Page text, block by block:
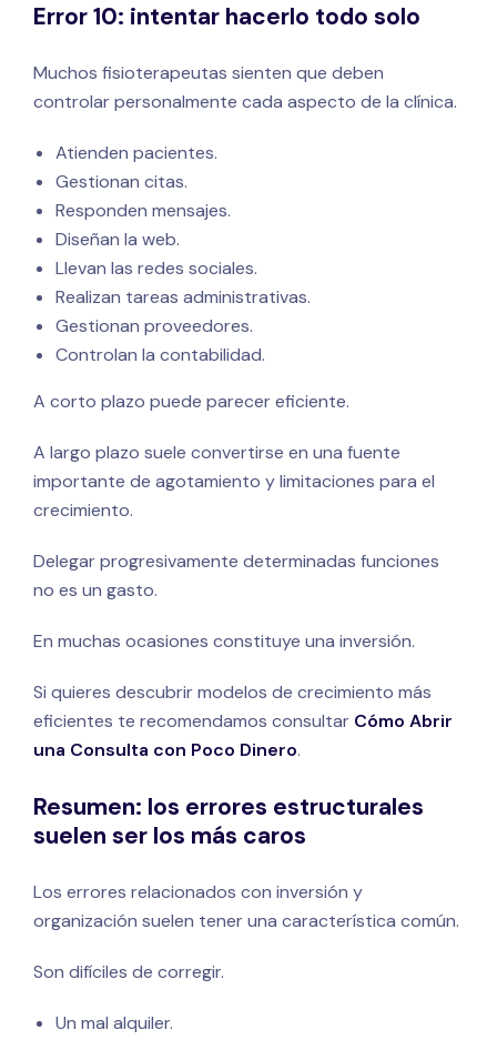
Error 10: intentar hacerlo todo solo
Muchos fisioterapeutas sienten que deben
controlar personalmente cada aspecto de la clínica.
Atienden pacientes.
Gestionan citas.
Responden mensajes.
Diseñan la web.
Llevan las redes sociales.
Realizan tareas administrativas.
Gestionan proveedores.
Controlan la contabilidad.
A corto plazo puede parecer eficiente.
A largo plazo suele convertirse en una fuente
importante de agotamiento y limitaciones para el
crecimiento.
Delegar progresivamente determinadas funciones
no es un gasto.
En muchas ocasiones constituye una inversión.
Si quieres descubrir modelos de crecimiento más
eficientes te recomendamos consultar Cómo Abrir
una Consulta con Poco Dinero.
Resumen: los errores estructurales
suelen ser los más caros
Los errores relacionados con inversión y
organización suelen tener una característica común.
Son difíciles de corregir.
Un mal alquiler.